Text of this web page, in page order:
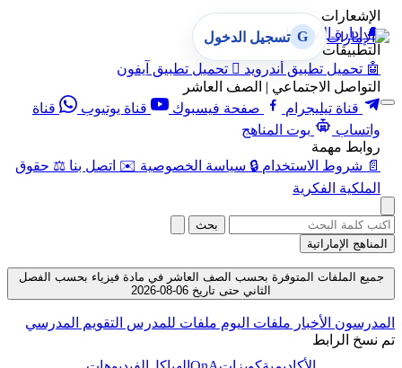
الإشعارات
🔔 إدارة الإشعارات
التطبيقات
🤖 تحميل تطبيق أندرويد  تحميل تطبيق آيفون
التواصل الاجتماعي | الصف العاشر
قناة تيليجرام
صفحة فيسبوك قناة يوتيوب
قناة
واتساب
بوت المناهج
روابط مهمة
📄 شروط الاستخدام 🔒 سياسة الخصوصية ✉️ اتصل بنا ⚖️ حقوق
الملكية الفكرية
G تسجيل الدخول
بحث
المناهج الإماراتية
جميع الملفات المتوفرة بحسب الصف العاشر في مادة فيزياء بحسب الفصل
الثاني حتى تاريخ 06-08-2026
المدرسون الأخبار ملفات اليوم ملفات للمدرس التقويم المدرسي
تم نسخ الرابط